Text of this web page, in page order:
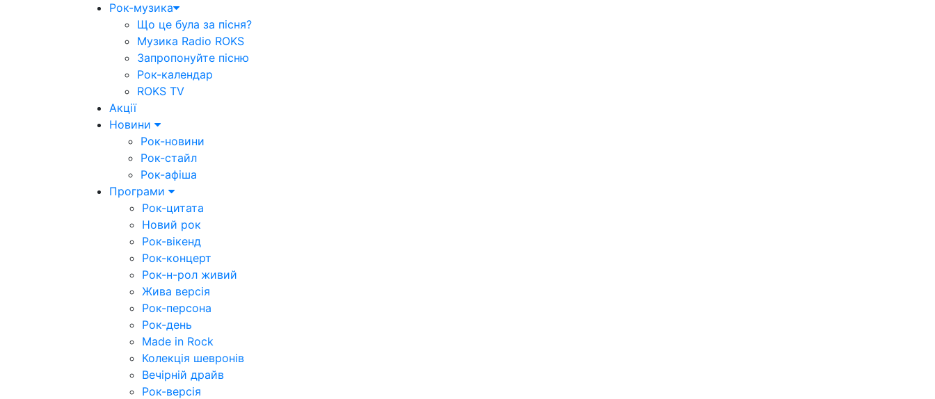
Рок-музика
Що це була за пісня?
Музика Radio ROKS
Запропонуйте пісню
Рок-календар
ROKS TV
Акції
Новини
Рок-новини
Рок-стайл
Рок-афіша
Програми
Рок-цитата
Новий рок
Рок-вікенд
Рок-концерт
Рок-н-рол живий
Жива версія
Рок-персона
Рок-день
Made in Rock
Колекція шевронів
Вечірній драйв
Рок-версія